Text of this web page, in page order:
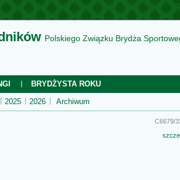
Polskiego Związku Brydża
BRYDŻYSTA ROKU
2025 2026 Archiwum
C6679/